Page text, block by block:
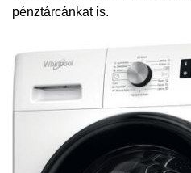
pénztárcánkat is.